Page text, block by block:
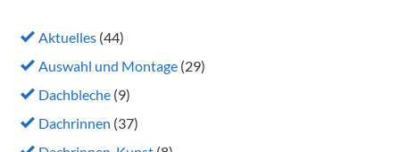
Aktuelles (44)
Auswahl und Montage (29)
Dachbleche (9)
Dachrinnen (37)